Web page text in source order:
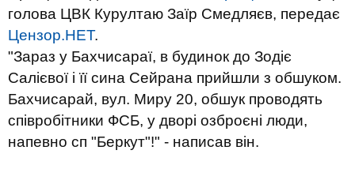
голова ЦВК Курултаю Заїр Смедляєв, передає
Цензор.НЕТ.
"Зараз у Бахчисараї, в будинок до Зодіє
Салієвої і її сина Сейрана прийшли з обшуком.
Бахчисарай, вул. Миру 20, обшук проводять
співробітники ФСБ, у дворі озброєні люди,
напевно сп "Беркут"!" - написав він.